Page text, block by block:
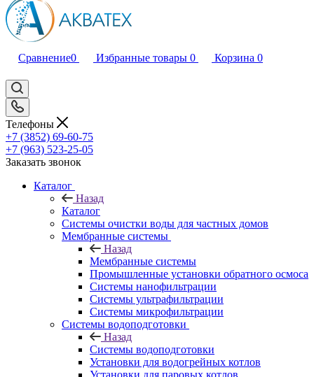
Сравнение0 Избранные товары 0 Корзина 0
Телефоны
+7 (3852) 69-60-75
+7 (963) 523-25-05
Заказать звонок
Каталог
Назад
Каталог
Системы очистки воды для частных домов
Мембранные системы
Назад
Мембранные системы
Промышленные установки обратного осмоса
Системы нанофильтрации
Системы ультрафильтрации
Системы микрофильтрации
Системы водоподготовки
Назад
Системы водоподготовки
Установки для водогрейных котлов
Установки для паровых котлов